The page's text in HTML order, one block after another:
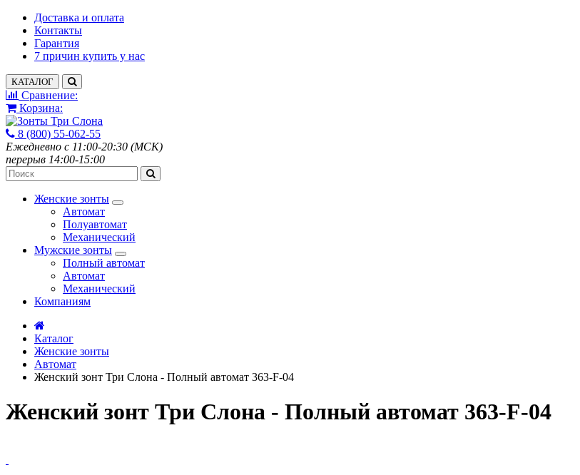
Доставка и оплата
Контакты
Гарантия
7 причин купить у нас
КАТАЛОГ
Сравнение:
Корзина:
8 (800) 55-062-55
Ежедневно с 11:00-20:30 (МСК)
перерыв 14:00-15:00
Женские зонты
Автомат
Полуавтомат
Механический
Мужские зонты
Полный автомат
Автомат
Механический
Компаниям
Каталог
Женские зонты
Автомат
Женский зонт Три Слона - Полный автомат 363-F-04
Женский зонт Три Слона - Полный автомат 363-F-04